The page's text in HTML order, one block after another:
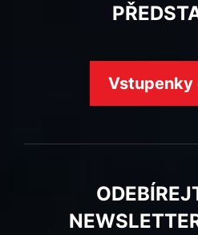
Vstupenky